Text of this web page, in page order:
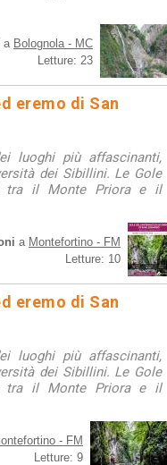
a Bolognola - MC
Letture: 23
eremo di San
luoghi più affascinanti,
dei Sibillini. Le Gole
tra il Monte Priora e il
a Montefortino - FM
Letture: 10
eremo di San
luoghi più affascinanti,
dei Sibillini. Le Gole
tra il Monte Priora e il
- FM
Letture: 9